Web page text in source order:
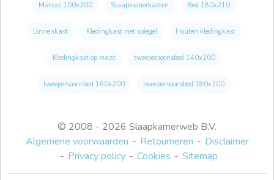
© 2008 - 2026 Slaapkamerweb B.V.
Algemene voorwaarden
Retourneren
Disclaimer
Privacy policy
Cookies Sitemap
Matras 100x200 Slaapkamerkasten Bed 180x210
Linnenkast Kledingkast met spiegel Houten kledingkast
Kledingkast op maat tweepersoonsbed 140x200
tweepersoonsbed 160x200 tweepersoonsbed 180x200